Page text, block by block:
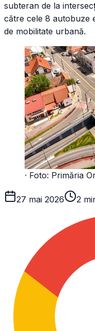
subteran de la
către cele 8 autobuze
de mobilitate urbană.
· Foto: Primăria
27 mai 2026 2